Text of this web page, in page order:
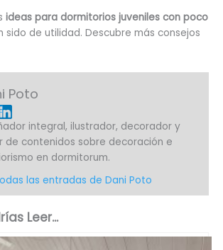
ideas para dormitorios juveniles con poco
sido de utilidad. Descubre más consejos
Poto
integral, ilustrador, decorador y
de contenidos sobre decoración e
en dormitorum.
las entradas de Dani Poto
Leer...